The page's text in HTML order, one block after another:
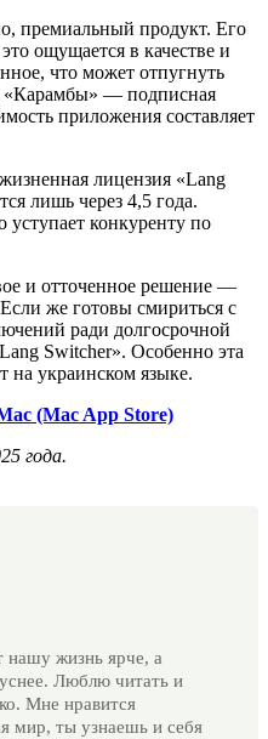
премиальный продукт. Его
ощущается в качестве и
что может отпугнуть
«Карамбы» — подписная
приложения составляет
лицензия «Lang
лишь через 4,5 года.
уступает конкуренту по
и отточенное решение —
же готовы смириться с
ради долгосрочной
Switcher». Особенно эта
на украинском языке.
(Mac App Store)
года.
нашу жизнь ярче, а
Люблю читать и
Мне нравится
мир, ты узнаешь и себя